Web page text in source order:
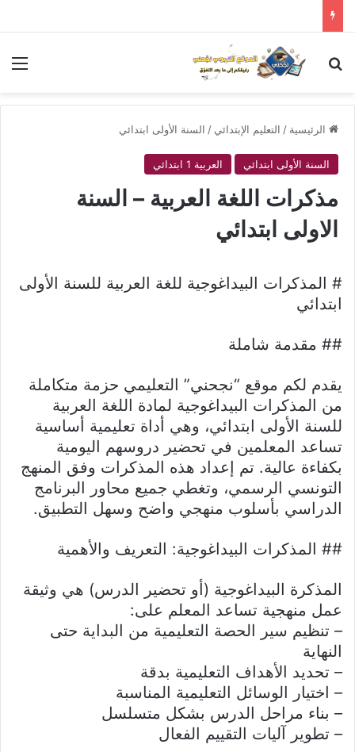
بحث عن
الرئيسية / التعليم الإبتدائي / السنة الأولى ابتدائي
السنة الأولى ابتدائي العربية 1 ابتدائي
مذكرات اللغة العربية – السنة
الاولى ابتدائي
# المذكرات البيداغوجية للغة العربية للسنة الأولى
ابتدائي
## مقدمة شاملة
يقدم لكم موقع “نجحني” التعليمي حزمة متكاملة
من المذكرات البيداغوجية لمادة اللغة العربية
للسنة الأولى ابتدائي، وهي أداة تعليمية أساسية
تساعد المعلمين في تحضير دروسهم اليومية
بكفاءة عالية. تم إعداد هذه المذكرات وفق المنهج
التونسي الرسمي، وتغطي جميع محاور البرنامج
الدراسي بأسلوب منهجي واضح وسهل التطبيق.
## المذكرات البيداغوجية: التعريف والأهمية
المذكرة البيداغوجية (أو تحضير الدرس) هي وثيقة
عمل منهجية تساعد المعلم على:
– تنظيم سير الحصة التعليمية من البداية حتى
النهاية
– تحديد الأهداف التعليمية بدقة
– اختيار الوسائل التعليمية المناسبة
– بناء مراحل الدرس بشكل متسلسل
– تطوير آليات التقييم الفعال